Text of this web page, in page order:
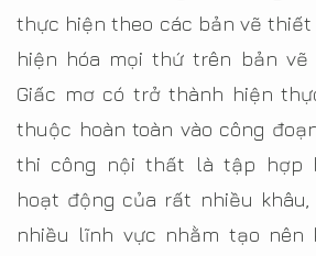
thực hiện theo các bản vẽ
hiện hóa mọi thứ trên bản vẽ
Giấc mơ có trở thành hiện
thuộc hoàn toàn vào công
thi công nội thất là tập hợp
hoạt động của rất nhiều khâu,
nhiều lĩnh vực nhằm tạo nên